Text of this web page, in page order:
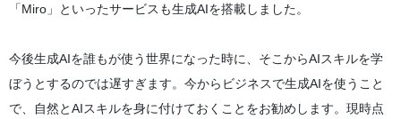
「Miro」といったサービスも生成AIを搭載しました。
今後生成AIを誰もが使う世界になった時に、そこからAIスキルを学
ぼうとするのでは遅すぎます。今からビジネスで生成AIを使うこと
で、自然とAIスキルを身に付けておくことをお勧めします。現時点